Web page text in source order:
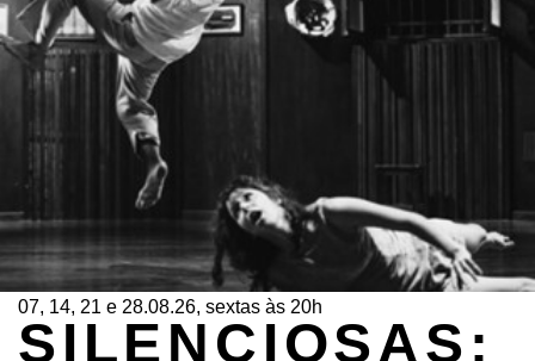
07, 14, 21 e 28.08.26, sextas às 20h
SILENCIOSAS: